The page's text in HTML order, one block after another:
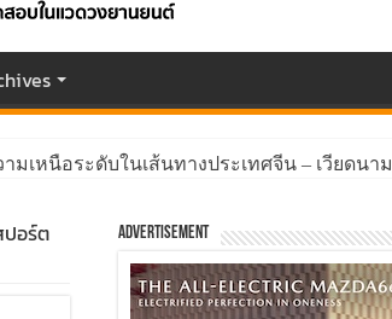
มเหนือระดับในเส้นทางประเทศจีน – เวียดนาม
ปอร์ต
Advertisement